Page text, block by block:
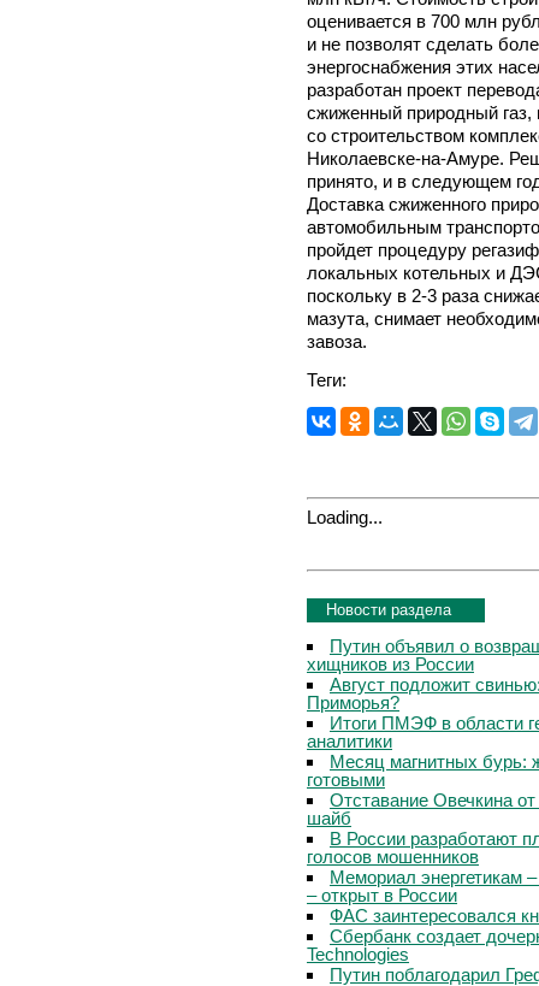
оценивается в 700 млн
и не позволят сделать
энергоснабжения этих
разработан проект
сжиженный природный газ,
со строительством
Николаевске-на-Амуре.
принято, и в следующем
Доставка сжиженного
автомобильным
пройдет процедуру
локальных котельных и
поскольку в 2-3 раза
мазута, снимает
завоза.
Теги:
Loading...
Новости раздела
Путин объявил о
хищников из России
Август подложит
Приморья?
Итоги ПМЭФ в области
аналитики
Месяц магнитных бурь:
готовыми
Отставание Овечкина
шайб
В России разработают
голосов мошенников
Мемориал энергетикам
– открыт в России
ФАС заинтересовался
Сбербанк создает
Technologies
Путин поблагодарил